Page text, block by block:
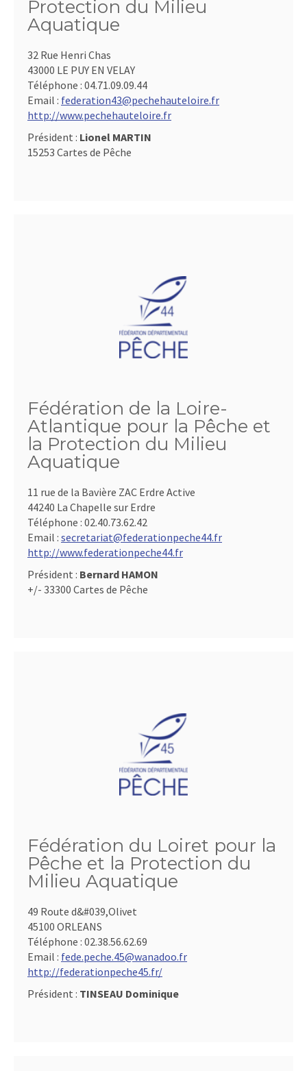
Protection du Milieu
Aquatique
32 Rue Henri Chas
43000 LE PUY EN VELAY
Téléphone : 04.71.09.09.44
Email : federation43@pechehauteloire.fr
http://www.pechehauteloire.fr
Président : Lionel MARTIN
15253 Cartes de Pêche
Fédération de la Loire-
Atlantique pour la Pêche et
la Protection du Milieu
Aquatique
11 rue de la Bavière ZAC Erdre Active
44240 La Chapelle sur Erdre
Téléphone : 02.40.73.62.42
Email : secretariat@federationpeche44.fr
http://www.federationpeche44.fr
Président : Bernard HAMON
+/- 33300 Cartes de Pêche
Fédération du Loiret pour la
Pêche et la Protection du
Milieu Aquatique
49 Route d&#039,Olivet
45100 ORLEANS
Téléphone : 02.38.56.62.69
Email : fede.peche.45@wanadoo.fr
http://federationpeche45.fr/
Président : TINSEAU Dominique